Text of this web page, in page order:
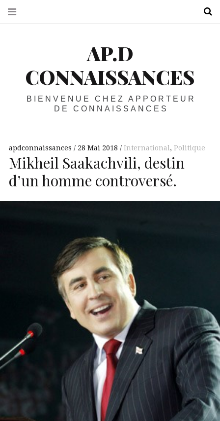
AP.D
CONNAISSANCES
BIENVENUE CHEZ APPORTEUR
DE CONNAISSANCES
apdconnaissances 28 Mai 2018 International , Politique
Mikheil Saakachvili, destin
d’un homme controversé.